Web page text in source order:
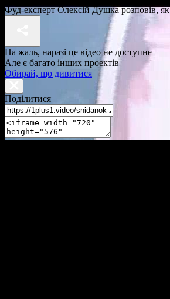
Фуд-експерт Олексій Душка розповів,
На жаль, наразі це відео не доступне
Але є багато інших проектів
Обирай, що дивитися
Поділитися